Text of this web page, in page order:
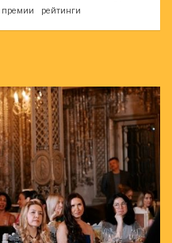
премии рейтинги